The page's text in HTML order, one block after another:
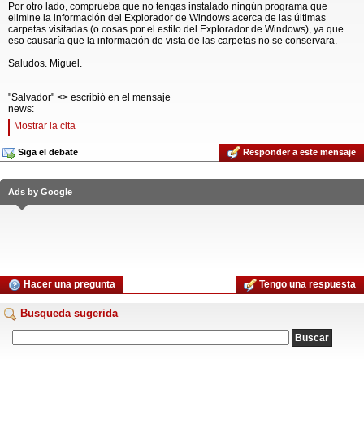
Por otro lado, comprueba que no tengas instalado ningún programa que
elimine la información del Explorador de Windows acerca de las últimas
carpetas visitadas (o cosas por el estilo del Explorador de Windows), ya que
eso causaría que la información de vista de las carpetas no se conservara.
Saludos. Miguel.
"Salvador" <> escribió en el mensaje
news:
Mostrar la cita
Siga el debate Responder a este mensaje
Ads by Google
Hacer una pregunta Tengo una respuesta
Busqueda sugerida